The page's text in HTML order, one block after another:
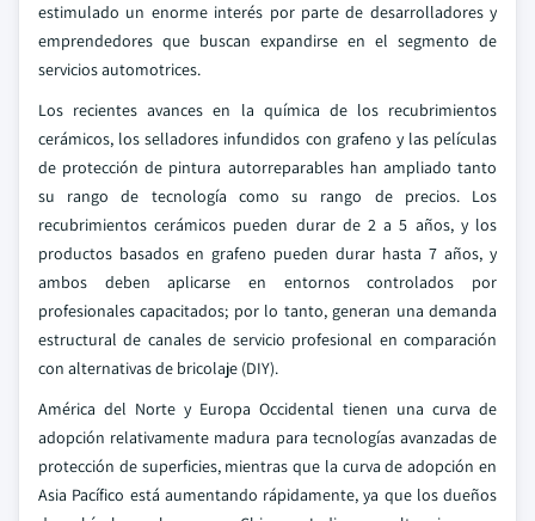
estimulado un enorme interés por parte de desarrolladores y
emprendedores que buscan expandirse en el segmento de
servicios automotrices.
Los recientes avances en la química de los recubrimientos
cerámicos, los selladores infundidos con grafeno y las películas
de protección de pintura autorreparables han ampliado tanto
su rango de tecnología como su rango de precios. Los
recubrimientos cerámicos pueden durar de 2 a 5 años, y los
productos basados en grafeno pueden durar hasta 7 años, y
ambos deben aplicarse en entornos controlados por
profesionales capacitados; por lo tanto, generan una demanda
estructural de canales de servicio profesional en comparación
con alternativas de bricolaje (DIY).
América del Norte y Europa Occidental tienen una curva de
adopción relativamente madura para tecnologías avanzadas de
protección de superficies, mientras que la curva de adopción en
Asia Pacífico está aumentando rápidamente, ya que los dueños